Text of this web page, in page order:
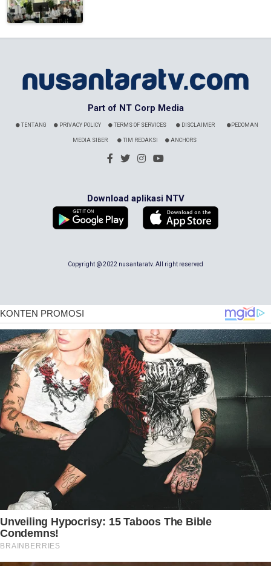
Part of NT Corp Media
TENTANG PRIVACY POLICY TERMS OF SERVICES DISCLAIMER PEDOMAN
MEDIA SIBER TIM REDAKSI ANCHORS
Download aplikasi NTV
Copyright @ 2022 nusantaratv. All right reserved